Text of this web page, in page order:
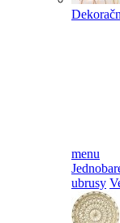
menu
ubrusy